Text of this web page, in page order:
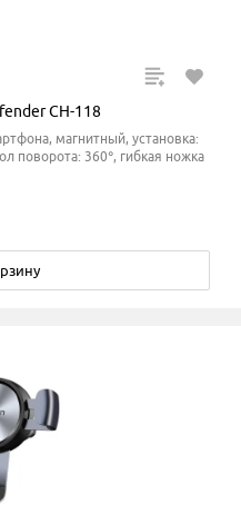
CH-118
магнитный, установка:
поворота: 360°, гибкая ножка